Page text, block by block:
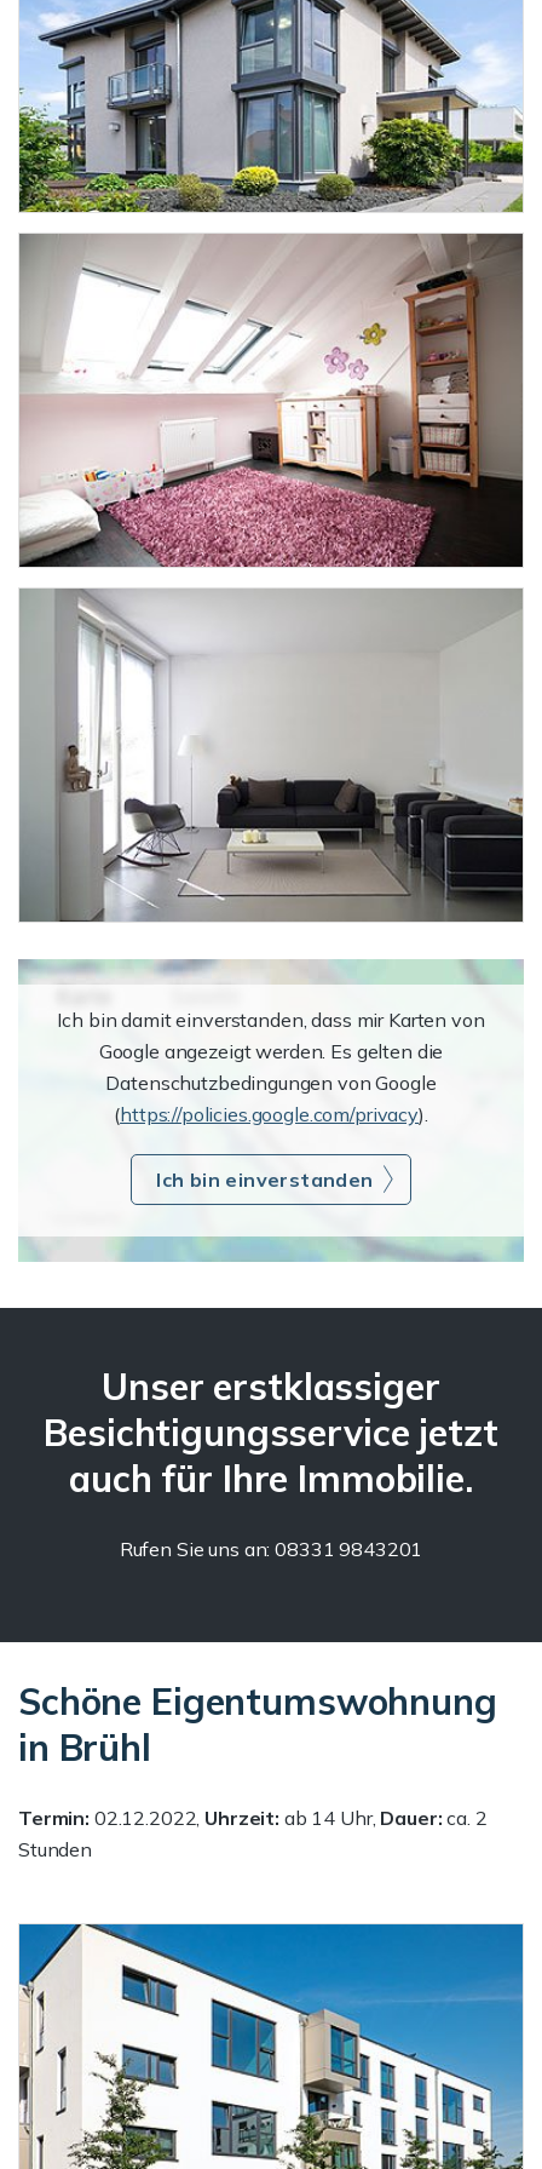
Ich bin damit einverstanden, dass mir Karten von
Google angezeigt werden. Es gelten die
Datenschutzbedingungen von Google
(https://policies.google.com/privacy).
Ich bin einverstanden
Unser erstklassiger
Besichtigungsservice jetzt
auch für Ihre Immobilie.
Rufen Sie uns an: 08331 9843201
Schöne Eigentumswohnung
in Brühl
Termin: 02.12.2022, Uhrzeit: ab 14 Uhr, Dauer: ca. 2
Stunden